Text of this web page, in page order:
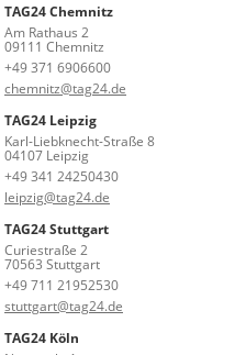
TAG24 Chemnitz
Am Rathaus 2
09111 Chemnitz
+49 371 6906600
chemnitz@tag24.de
TAG24 Leipzig
Karl-Liebknecht-Straße 8
04107 Leipzig
+49 341 24250430
leipzig@tag24.de
TAG24 Stuttgart
Curiestraße 2
70563 Stuttgart
+49 711 21952530
stuttgart@tag24.de
TAG24 Köln